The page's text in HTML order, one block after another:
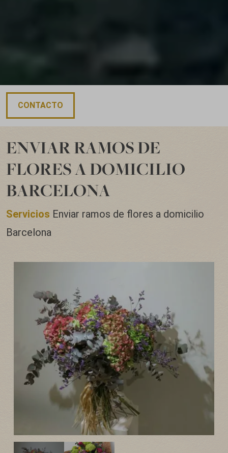
CONTACTO
ENVIAR RAMOS DE
FLORES A DOMICILIO
BARCELONA
Servicios Enviar ramos de flores a domicilio
Barcelona